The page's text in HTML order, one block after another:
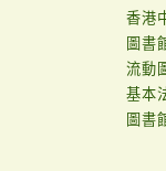
香港
圖書
流動
基本
圖書